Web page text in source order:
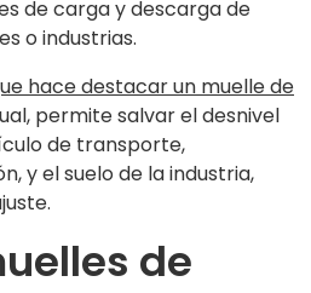
de carga y descarga de
o industrias.
hace destacar un muelle de
permite salvar el desnivel
de transporte,
y el suelo de la industria,
de